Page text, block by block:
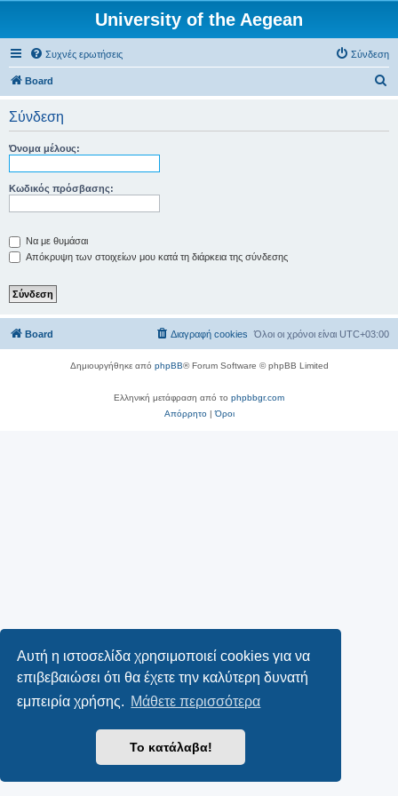
Αυτή η ιστοσελίδα χρησιμοποιεί cookies για να
επιβεβαιώσει ότι θα έχετε την καλύτερη δυνατή
εμπειρία χρήσης. Μάθετε περισσότερα
Το κατάλαβα!
University of the Aegean
Συχνές ερωτήσεις Σύνδεση
Board
Σύνδεση
Όνομα μέλους:
Κωδικός πρόσβασης:
Να με θυμάσαι
Απόκρυψη των στοιχείων μου κατά τη διάρκεια της σύνδεσης
Board Όλοι οι χρόνοι είναι UTC+03:00
Διαγραφή cookies
Δημιουργήθηκε από phpBB® Forum Software © phpBB Limited
Ελληνική μετάφραση από το phpbbgr.com
Απόρρητο|Όροι